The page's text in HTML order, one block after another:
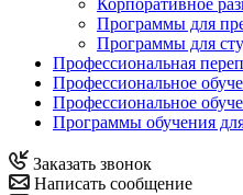
Программы для
Программы для
Профессиональная
Профессиональное
Профессиональное
Программы обучения
Заказать звонок
Написать сообщение